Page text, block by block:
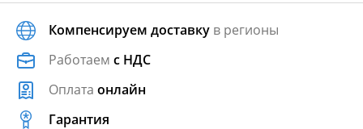
Компенсируем доставку в регионы
Работаем с НДС
Оплата онлайн
Гарантия